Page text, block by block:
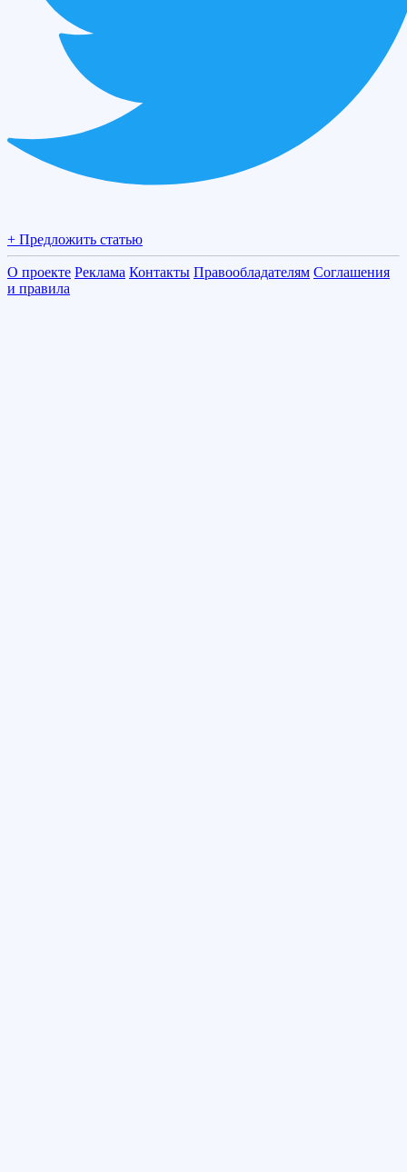
+ Предложить статью
О проекте Реклама Контакты Правообладателям Соглашения
и правила